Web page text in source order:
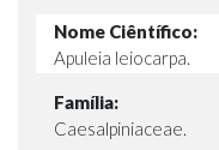
Nome Ciêntífico:
Apuleia leiocarpa.
Família:
Caesalpiniaceae.